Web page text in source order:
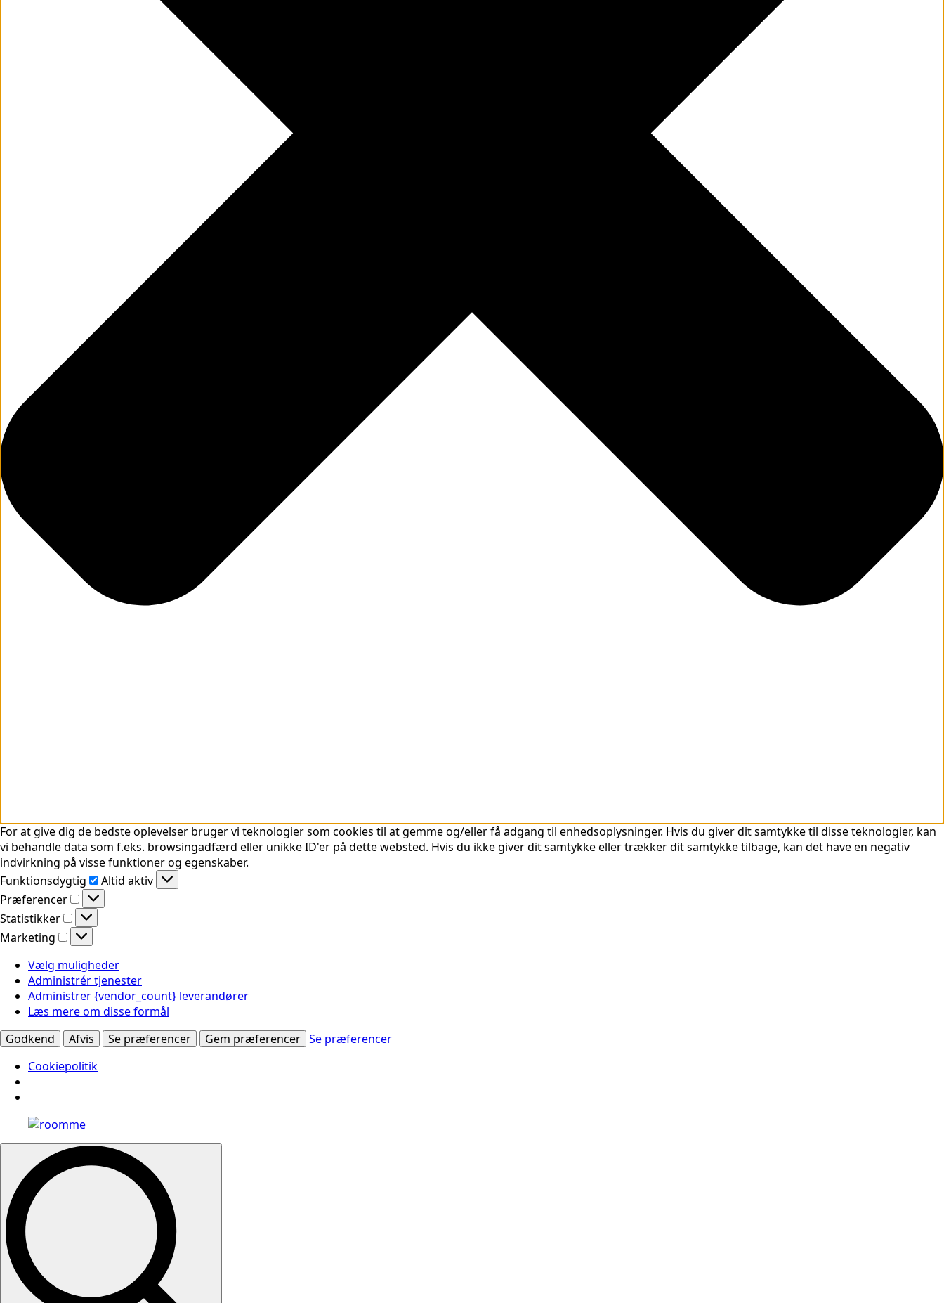
For at give dig de bedste oplevelser bruger vi teknologier som cookies til at gemme og/eller få adgang til enhedsoplysninger. Hvis du giver dit samtykke til disse teknologier, kan
vi behandle data som f.eks. browsingadfærd eller unikke ID'er på dette websted. Hvis du ikke giver dit samtykke eller trækker dit samtykke tilbage, kan det have en negativ
indvirkning på visse funktioner og egenskaber.
Funktionsdygtig
Funktionsdygtig
Altid aktiv
Præferencer
Præferencer
Statistikker
Statistikker
Marketing
Marketing
Vælg muligheder
Administrér tjenester
Administrer {vendor_count} leverandører
Læs mere om disse formål
Godkend
Afvis Se præferencer Gem præferencer Se præferencer
Cookiepolitik